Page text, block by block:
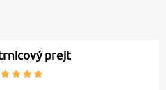
prejt